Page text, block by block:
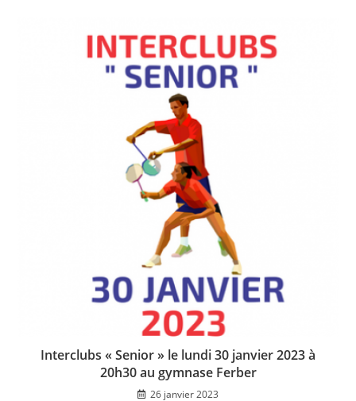
Interclubs « Senior » le lundi 30 janvier 2023 à
20h30 au gymnase Ferber
26 janvier 2023